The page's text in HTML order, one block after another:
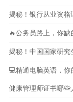
揭秘！银行从业资
🔥公务员路上，你
揭秘！中国国家研究
💻精通电脑英语，
健康管理师证书哪